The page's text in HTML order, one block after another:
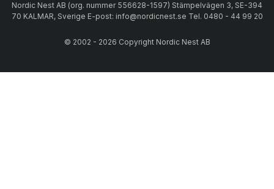
Nordic Nest AB (org. nummer 556628-1597) Stämpelvägen 3, SE-394
70 KALMAR, Sverige E-post: info@nordicnest.se Tel. 0480 - 44 99 20
© 2002 - 2026 Copyright Nordic Nest AB